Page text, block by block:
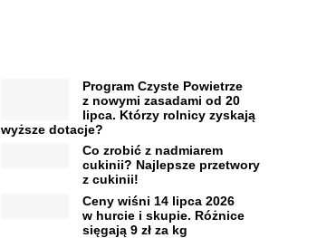
Program Czyste Powietrze
z nowymi zasadami od 20
lipca. Którzy rolnicy zyskają
wyższe dotacje?
Co zrobić z nadmiarem
cukinii? Najlepsze przetwory
z cukinii!
Ceny wiśni 14 lipca 2026
w hurcie i skupie. Różnice
sięgają 9 zł za kg